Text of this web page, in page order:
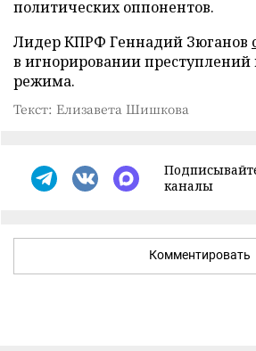
политических оппонентов.
Лидер КПРФ Геннадий Зюганов
в игнорировании преступлений
режима.
Текст: Елизавета Шишкова
каналы
Комментировать